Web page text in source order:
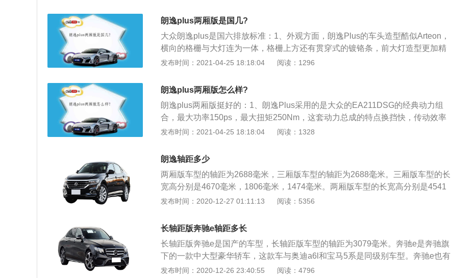
到错位竞争的优势，吸引到其他原本想要购买其他品牌车型的消费者，真的是一
举两得。
需求；2、动力方面，自动舒适版主打1.5自吸发动机，参数为85千瓦，150牛
米，变速箱配6速手自一体，零百成绩12.6秒左右，足以应付日常的家用需求。当
然如果有更高的追求可以看280dsg舒适，1.4t发动机配7速双离合，零百成绩8.3
秒，澎湃十足；3、底盘方面，悬挂结构前麦弗逊后扭力梁，始终没有给到多连
杆，可能是怕抢了速腾的饭碗。不过即使如此，它的调教水平还是不错的，滤震
中是处于一个上等水平。
朗逸plus两厢版是国几?
大众朗逸plus是国六排放标准：1、外观方面，朗逸Plus的车头造型酷似Arteon，
横向的格栅与大灯连为一体，格栅上方还有贯穿式的镀铬条，前大灯造型更加精
致，高配车型会采用LED近光和远光灯，辅以LED光带式日间行车灯；2、朗逸Pl
65\/41\/14mm，轴距则增加了78mm。车身颜色方面，新车会提供6种颜色。朗逸
Plus尾部造型硬朗，简洁的线条。尾灯与头灯一样采用了LED光源；3、内饰方
面，朗逸Plus中控台上半部分多媒体屏幕内嵌在饰板中。内饰有三种配色，分别
为炫酷黑、温馨米以及个性棕。仪表盘采用了机械+液晶屏的组合，同时新车还
将配备有自动驻车、电子手刹、皮质座椅、一键启动、双区自动空调、后排出风
发布时间：2021-04-25 18:18:04 阅读：1296
朗逸plus两厢版怎么样?
朗逸plus两厢版挺好的：1、朗逸Plus采用的是大众的EA211DSG的经典动力组
合，最大功率150ps，最大扭矩250Nm，这套动力总成的特点换挡快，传动效率
高，扭矩平台来的早；2、在DSG本身程序保护不能弹射的情况下，1.4T朗逸Plu
干式双离合，这套系统的特点是传动效率高，换挡快。缺点是低速顿挫。
发布时间：2021-04-25 18:18:04 阅读：1328
朗逸轴距多少
两厢版车型的轴距为2688毫米，三厢版车型的轴距为2688毫米。三厢版车型的长
宽高分别是4670毫米，1806毫米，1474毫米。两厢版车型的长宽高分别是4541
毫米，1806毫米，1488毫米。新款朗逸一共使用了三款发动机，分别是1.2升涡
动机拥有113马力和145牛米的最大扭矩，这款发动机的最大功率转速为6000转
每分钟，最大扭矩转速为3900转每分钟。这款发动机搭载了多点电喷技术，并且
使用了铝合金缸盖缸体。与这款发动机匹配的是5速手动变速箱或6at变速箱。1.2
升涡轮增压发动机拥有116马力和200牛米的最大扭矩，这款发动机的最大功率转
速为5000转每分钟，最大扭矩转速为2000到3500转每分钟。这款发动机搭载了
发布时间：2020-12-27 01:11:13 阅读：5356
长轴距版奔驰e轴距多长
长轴距版奔驰e是国产的车型，长轴距版车型的轴距为3079毫米。奔驰e是奔驰旗
下的一款中大型豪华轿车，这款车与奥迪a6l和宝马5系是同级别车型。奔驰e也有
标准轴距版车型，标准轴距版车型是进口的。国产奔驰e一共使用了三款发动
发布时间：2020-12-26 23:40:55 阅读：4796